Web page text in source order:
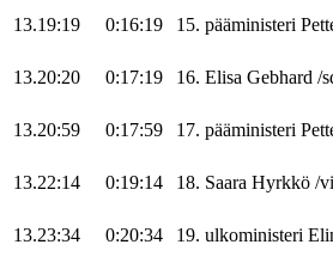
13.19:19 0:16:19 15. pääministeri
13.20:20 0:17:19 16. Elisa Gebhard /
13.20:59 0:17:59 17. pääministeri
13.22:14 0:19:14 18. Saara Hyrkkö /
13.23:34 0:20:34 19. ulkoministeri